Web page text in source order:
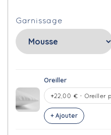
Garnissage
Oreiller
+ Ajouter